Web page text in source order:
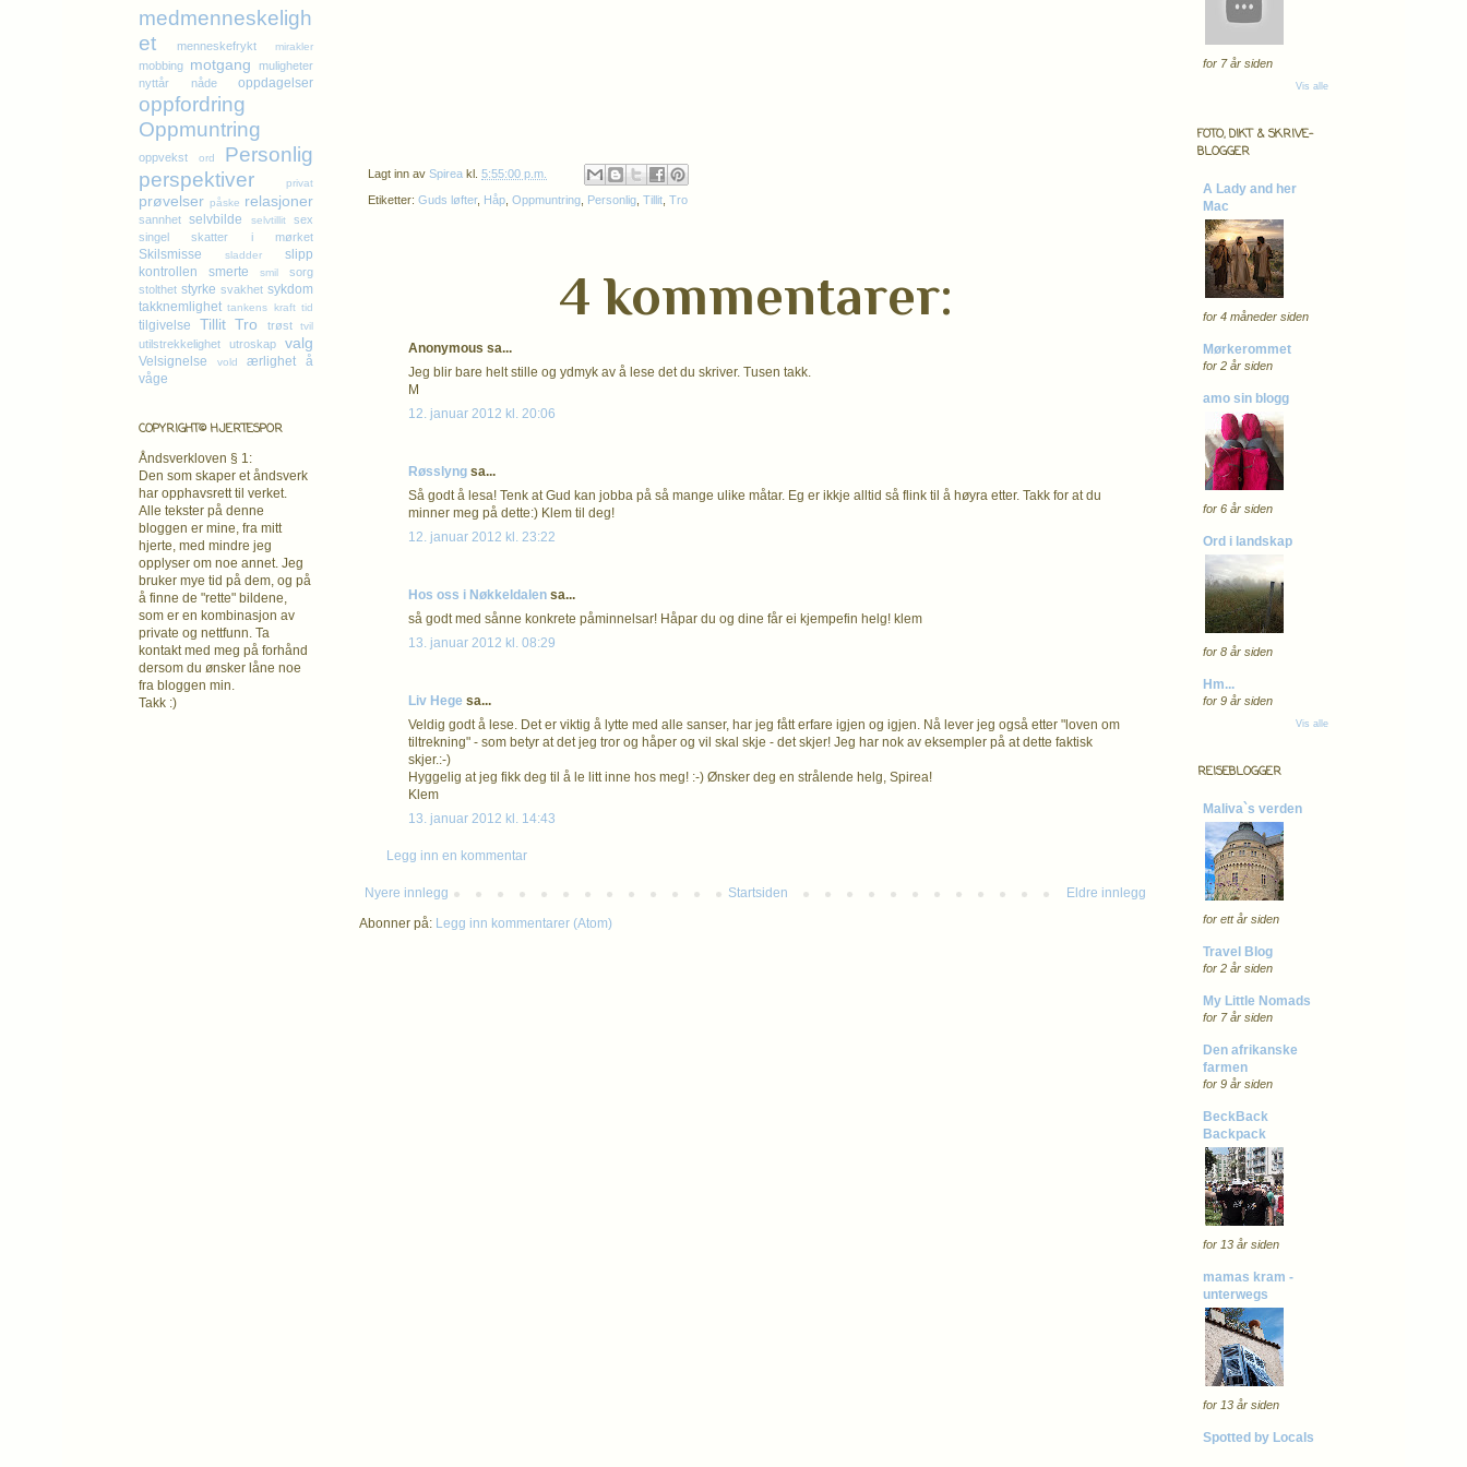
Lagt inn av Spirea kl. 5:55:00 p.m.
Etiketter: Guds løfter, Håp Oppmuntring Personlig Tillit Tro
4 kommentarer:
Anonymous sa...
Jeg blir bare helt stille og ydmyk av å lese det du skriver. Tusen takk.
M
12. januar 2012 kl. 20:06
Røsslyng sa...
Så godt å lesa! Tenk at Gud kan jobba på så mange ulike måtar. Eg er ikkje alltid så flink til å høyra etter. Takk for at du
minner meg på dette:) Klem til deg!
12. januar 2012 kl. 23:22
Hos oss i Nøkkeldalen sa...
så godt med sånne konkrete påminnelsar! Håpar du og dine får ei kjempefin helg! klem
13. januar 2012 kl. 08:29
Liv Hege sa...
Veldig godt å lese. Det er viktig å lytte med alle sanser, har jeg fått erfare igjen og igjen. Nå lever jeg også etter "loven om
tiltrekning" - som betyr at det jeg tror og håper og vil skal skje - det skjer! Jeg har nok av eksempler på at dette faktisk
skjer.:-)
Hyggelig at jeg fikk deg til å le litt inne hos meg! :-) Ønsker deg en strålende helg, Spirea!
Klem
13. januar 2012 kl. 14:43
Legg inn en kommentar
Nyere innlegg Eldre innlegg
Startsiden
Abonner på: Legg inn kommentarer (Atom)
medmenneskeligh
et
menneskefrykt mirakler
mobbing motgang
muligheter
nyttår
nåde oppdagelser
oppfordring
Oppmuntring
oppvekst ord
Personlig
perspektiver
privat
prøvelser påske relasjoner
sannhet selvbilde selvtillit
sex
singel
skatter i mørket
Skilsmisse sladder
slipp
kontrollen
smerte smil
sorg
stolthet styrke svakhet sykdom
takknemlighet tankens kraft tid
tilgivelse Tillit Tro trøst tvil
utilstrekkelighet utroskap valg
Velsignelse vold ærlighet
å
våge
COPYRIGHT© HJERTESPOR
Åndsverkloven § 1:
Den som skaper et åndsverk
har opphavsretttil verket.
Alle tekster på denne
bloggen er mine, fra mitt
hjerte, med mindre jeg
opplyser om noe annet. Jeg
bruker mye tid på dem, og på
å finne de "rette" bildene,
som er en kombinasjon av
private og nettfunn. Ta
kontakt med meg på forhånd
dersom du ønsker låne noe
fra bloggen min.
Takk :)
for 7 år siden
Vis alle
FOTO, DIKT & SKRIVE-
BLOGGER
A Lady and her
Mac
for 4 måneder siden
Mørkerommet
for 2 år siden
amo sin blogg
for 6 år siden
Ord i landskap
for 8 år siden
Hm...
for 9 år siden
Vis alle
REISEBLOGGER
Maliva`s verden
for ett år siden
Travel Blog
for 2 år siden
My Little Nomads
for 7 år siden
Den afrikanske
farmen
for 9 år siden
BeckBack
Backpack
for 13 år siden
mamas kram -
unterwegs
for 13 år siden
Spotted by Locals